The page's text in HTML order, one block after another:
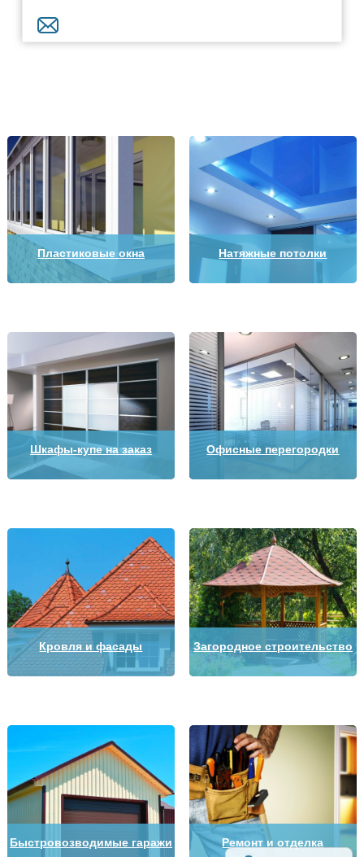
Пластиковые окна Натяжные потолки
Шкафы-купе на заказ Офисные перегородки
Кровля и фасады Загородное строительство
Быстровозводимые гаражи Ремонт и отделка